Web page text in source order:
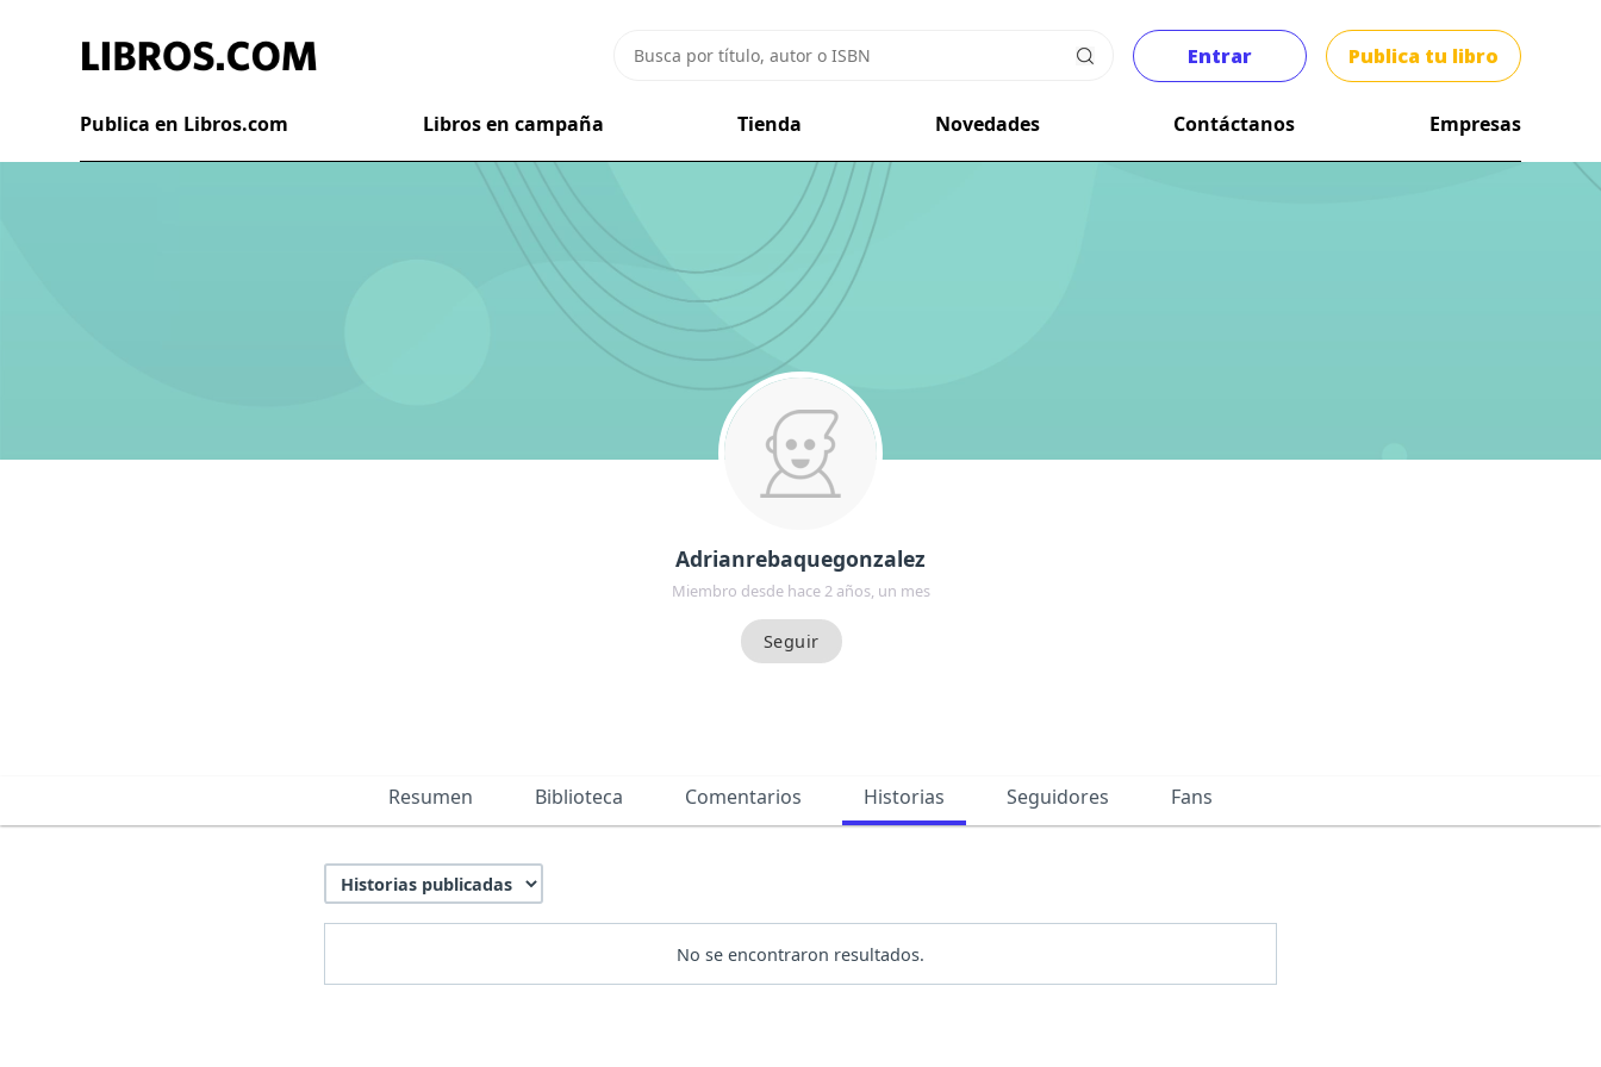
Entrar Publica tu libro
Publica en Libros.com Libros en campaña Tienda Novedades Contáctanos Empresas
Adrianrebaquegonzalez
Miembro desde hace 2 años, un mes
Resumen Biblioteca Comentarios Historias Seguidores Fans
No se encontraron resultados.